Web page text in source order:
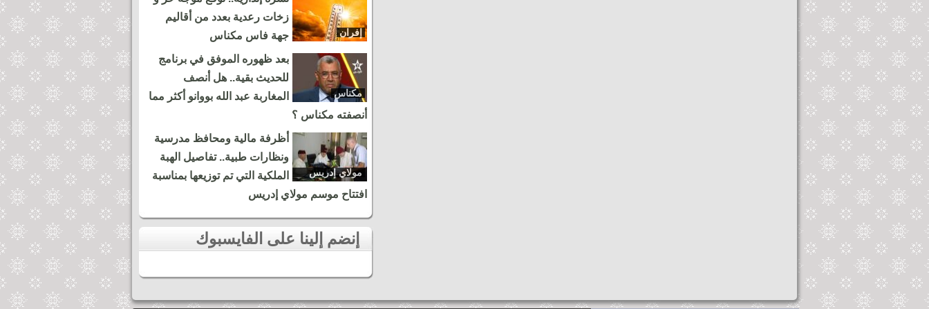
إفران
زخات رعدية بعدد من أقاليم
جهة فاس مكناس
مكناس
بعد ظهوره الموفق في برنامج
للحديث بقية.. هل أنصف
المغاربة عبد الله بووانو أكثر مما
أنصفته مكناس ؟
مولاي إدريس
زرهون
أظرفة مالية ومحافظ مدرسية
ونظارات طبية.. تفاصيل الهبة
الملكية التي تم توزيعها بمناسبة
افتتاح موسم مولاي إدريس